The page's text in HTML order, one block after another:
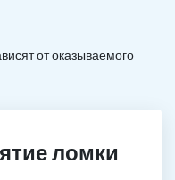
от оказываемого
ломки